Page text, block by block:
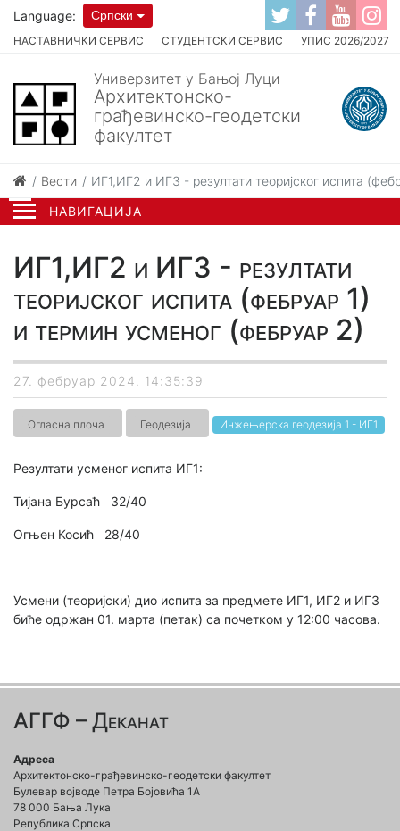
НАВИГАЦИЈА
НАСТАВНИЧКИ СЕРВИС СТУДЕНТСКИ СЕРВИС УПИС 2026/2027
Language: Српски
Универзитет у Бањој Луци
Архитектонско-
грађевинско-геодетски
факултет
Вести ИГ1,ИГ2 и ИГ3 - резултати теоријског испита
ИГ1,ИГ2 и ИГ3 - резултати
теоријског испита (фебруар 1)
и термин усменог (фебруар 2)
27. фебруар 2024. 14:35:39
Огласна плоча Геодезија Инжењерска геодезија 1 - ИГ1
Резултати усменог испита ИГ1:
Тијана Бурсаћ 32/40
Огњен Косић 28/40
Усмени (теоријски) дио испита за предмете ИГ1, ИГ2 и ИГ3
биће одржан 01. марта (петак) са почетком у 12:00 часова.
АГГФ – Деканат
Адреса
Архитектонско-грађевинско-геодетски факултет
Булевар војводе Петра Бојовића 1A
78 000 Бања Лука
Република Српска